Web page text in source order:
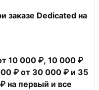
заказе Dedicated на
10 000 ₽, 10 000 ₽
₽ от 30 000 ₽ и 35
на первый и все